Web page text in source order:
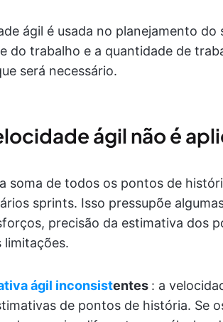
ágil é usada no planejamento do
do trabalho e a quantidade de
será necessário.
ágil não é
soma de todos os pontos de
sprints. Isso pressupõe
precisão da estimativa dos
ágil inconsistentes : a
de pontos de história. Se